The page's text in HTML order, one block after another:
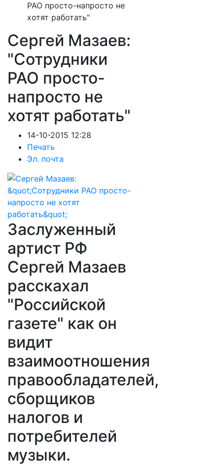
РАО просто-напросто не
хотят работать"
Сергей Мазаев:
"Сотрудники
РАО просто-
напросто не
хотят работать"
14-10-2015 12:28
Печать
Эл. почта
Заслуженный
артист РФ
Сергей Мазаев
расскахал
"Российской
газете" как он
видит
взаимоотношения
правообладателей,
сборщиков
налогов и
потребителей
музыки.